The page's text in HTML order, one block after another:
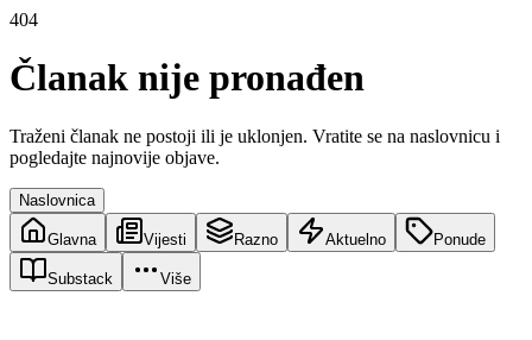
404
Članak nije pronađen
Traženi članak ne postoji ili je uklonjen. Vratite se na naslovnicu i
pogledajte najnovije objave.
Naslovnica
Glavna Vijesti Razno Aktuelno Ponude
Substack Više